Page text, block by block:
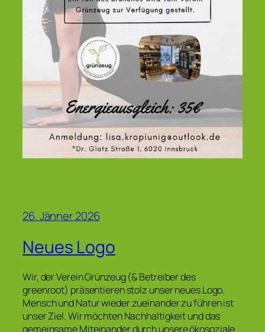
26. Jänner 2026
Neues Logo
Wir, der Verein Grünzeug (& Betreiber des
greenroot) präsentieren stolz unser neues Logo.
Mensch und Natur wieder zueinander zu führen ist
unser Ziel. Wir möchten Nachhaltigkeit und das
gemeinsame Miteinander durch unsere ökosoziale